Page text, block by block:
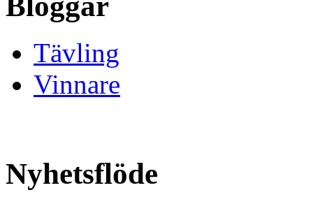
Tävling
Vinnare
Nyhetsflöde